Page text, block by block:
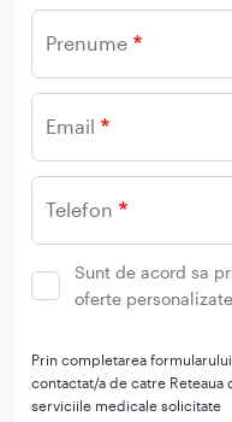
Prenume
Email
Telefon
Sunt de acord sa
oferte
Prin completarea
contactat/a de catre Reteaua
serviciile medicale solicitate